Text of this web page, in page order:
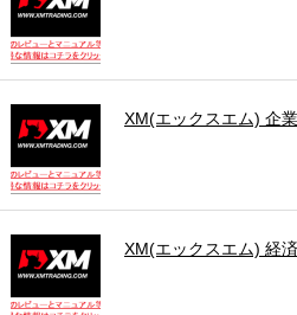
XM(エックスエム) 企
XM(エックスエム) 経